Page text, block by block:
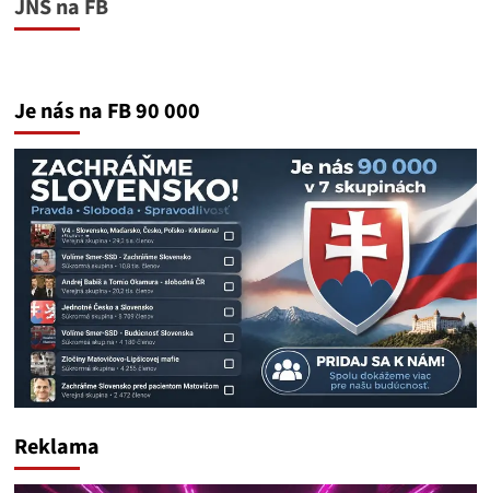
JNS na FB
Je nás na FB 90 000
Reklama